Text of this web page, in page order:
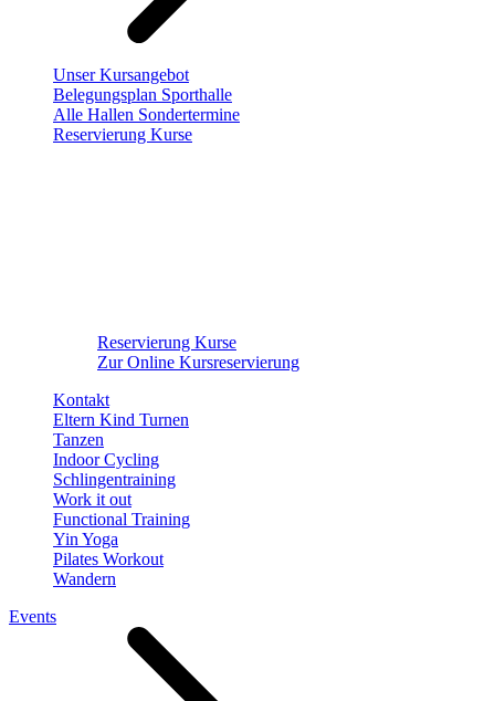
Unser Kursangebot
Belegungsplan Sporthalle
Alle Hallen Sondertermine
Reservierung Kurse
Reservierung Kurse
Zur Online Kursreservierung
Kontakt
Eltern Kind Turnen
Tanzen
Indoor Cycling
Schlingentraining
Work it out
Functional Training
Yin Yoga
Pilates Workout
Wandern
Events